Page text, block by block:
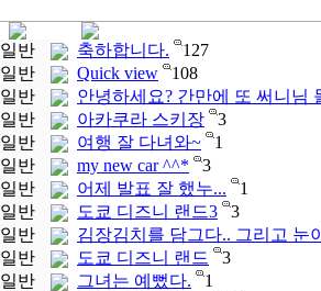
일반 축하합니다. 127
일반 Quick view 108
일반 안녕하세요? 간만에 또 써니님
일반 아카쿠라 스키장 3
일반
여행 잘 다녀와~ 1
일반 my new car ^^* 3
일반 어제 발표 잘 했누... 1
일반 도쿄 디즈니 랜드3 3
일반 김장김치를 담그다.. 그리고 눈
일반 도쿄 디즈니 랜드 3
일반 그녀는 예뻤다. 1